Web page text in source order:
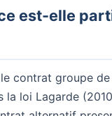
est-elle
contrat groupe
la loi Lagarde